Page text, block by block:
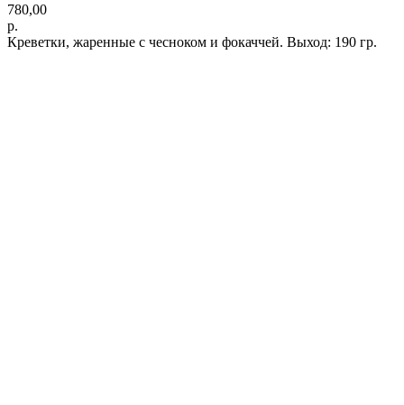
780,00
р.
Креветки, жаренные с чесноком и фокаччей. Выход: 190 гр.